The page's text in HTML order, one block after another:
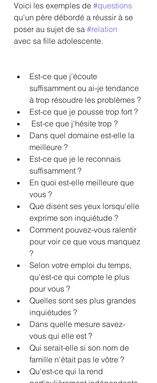
Voici les exemples de #questions
qu'un père débordé a réussir à se
poser au sujet de sa #relation
avec sa fille adolescente.
Est-ce que j'écoute
suffisamment ou ai-je tendance
à trop résoudre les problèmes ?
Est-ce que je pousse trop fort ?
Est-ce que j'hésite trop ?
Dans quel domaine est-elle la
meilleure ?
Est-ce que je le reconnais
suffisamment ?
En quoi est-elle meilleure que
vous ?
Que disent ses yeux lorsqu'elle
exprime son inquiétude ?
Comment pouvez-vous ralentir
pour voir ce que vous manquez
?
Selon votre emploi du temps,
qu'est-ce qui compte le plus
pour vous ?
Quelles sont ses plus grandes
inquiétudes ?
Dans quelle mesure savez-
vous qui elle est ?
Qui serait-elle si son nom de
famille n'était pas le vôtre ?
Qu'est-ce qui la rend